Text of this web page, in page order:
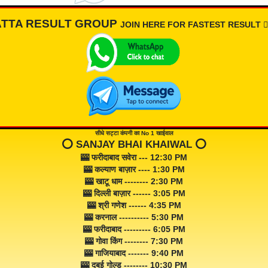
RESULT GROUP JOIN HERE FOR FASTEST RESULT
सीधे सट्टा कंपनी का No 1 खाईवाल
⭕️ SANJAY BHAI KHAIWAL ⭕️
🎰 फरीदाबाद सवेरा --- 12:30 PM
🎰 कल्याण बाज़ार ---- 1:30 PM
🎰 खाटू धाम -------- 2:30 PM
🎰 दिल्ली बाज़ार ------ 3:05 PM
🎰 श्री गणेश ------ 4:35 PM
🎰 करनाल ---------- 5:30 PM
🎰 फरीदाबाद --------- 6:05 PM
🎰 गोवा किंग -------- 7:30 PM
🎰 गाजियाबाद ------- 9:40 PM
🎰 दुबई गोल्ड -------- 10:30 PM